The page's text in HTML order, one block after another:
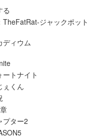
る
TheFatRat-ジャックポット
ディウム
ートナイト
ぇくん
プター2